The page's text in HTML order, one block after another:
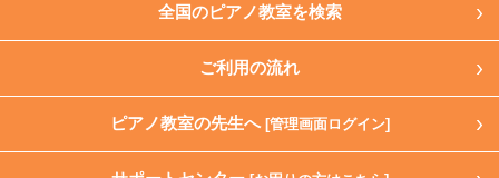
全国のピアノ教室を検索
ご利用の流れ
ピアノ教室の先生へ [管理画面ログイン]